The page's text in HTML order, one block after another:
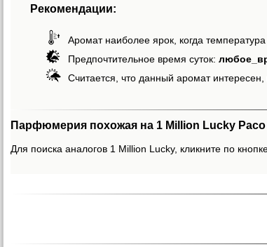
Рекомендации:
Аромат наиболее ярок, когда
Предпочтительное время суток:
Считается, что данный аромат интересен,
Парфюмерия похожая на 1 Million Lucky Paco
Для поиска аналогов 1 Million Lucky, кликните по